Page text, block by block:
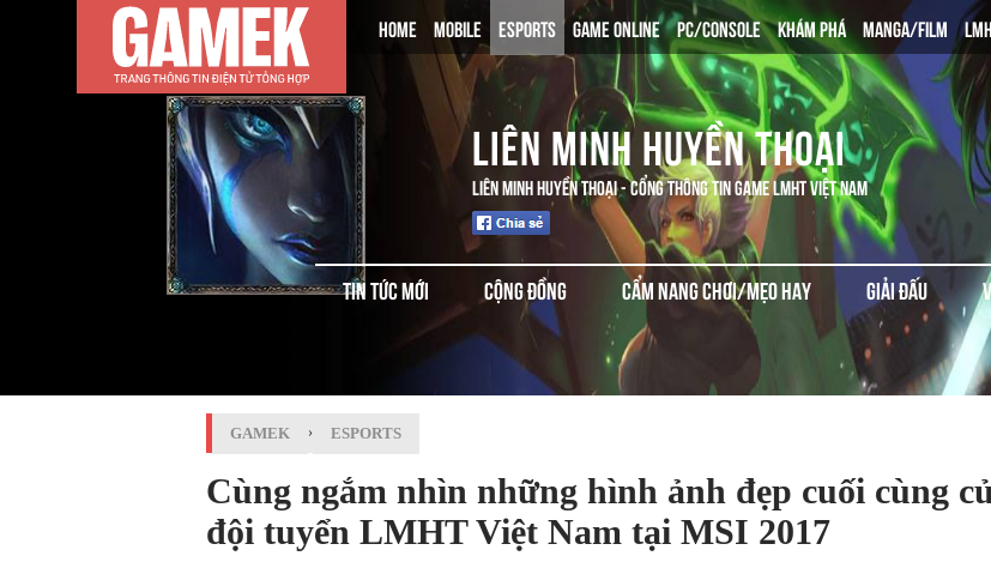
HOME MOBILE ESPORTS GAME ONLINE PC/CONSOLE KHÁM PHÁ MANGA/FILM
LIÊN MINH HUYỀN THOẠI
LIÊN MINH HUYỀN THOẠI - CỔNG THÔNG TIN GAME LMHT VIỆT NAM
TIN TỨC MỚI CỘNG ĐỒNG CẨM NANG CHƠI/MẸO HAY GIẢI ĐẤU
GAMEK › ESPORTS
Cùng ngắm nhìn những hình ảnh đẹp cuối cùng
đội tuyển LMHT Việt Nam tại MSI 2017